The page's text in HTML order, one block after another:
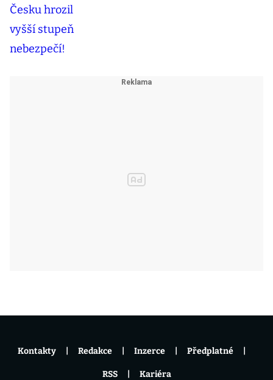
Kontakty Redakce Inzerce Předplatné
RSS Kariéra